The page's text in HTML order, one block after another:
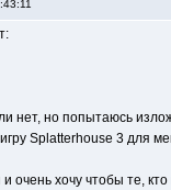
нет, но попытаюсь
Splatterhouse 3 для
очень хочу чтобы те,